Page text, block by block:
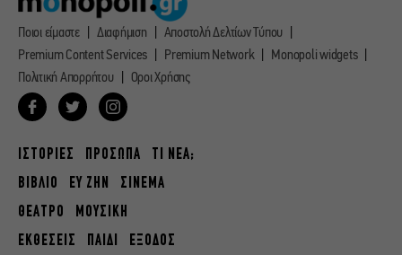
Ποιοι είμαστε Διαφήμιση
Αποστολή Δελτίων Τύπου
Premium Content Services
Premium Network
Monopoli widgets
Πολιτική Απορρήτου
Οροι Χρήσης
ΙΣΤΟΡΙΕΣ ΠΡΟΣΩΠΑ
ΤΙ ΝΕΑ;
ΒΙΒΛΙΟ
ΕΥ ΖΗΝ
ΣΙΝΕΜΑ
ΘΕΑΤΡΟ
ΜΟΥΣΙΚΗ
ΕΚΘΕΣΕΙΣ
ΠΑΙΔΙ ΕΞΟΔΟΣ